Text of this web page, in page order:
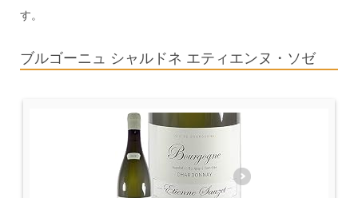
す。
ブルゴーニュ シャルドネ エティエンヌ・ソゼ